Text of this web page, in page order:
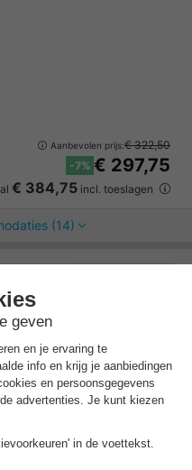
Aanbevolen prijs:€ 322,50
-7% € 297,75
€ 384,75 incl. toeslagen
(14)
zomervakantie &
zwembad!